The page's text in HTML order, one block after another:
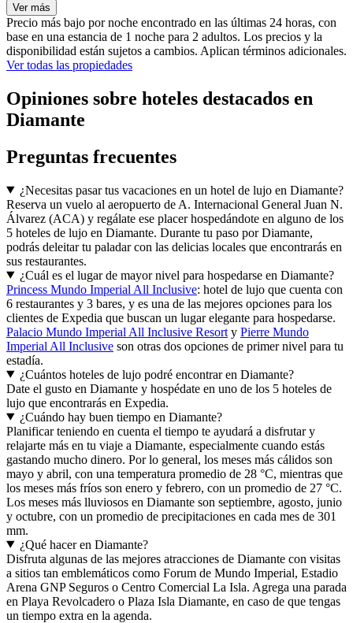
Ver más
Precio más bajo por noche encontrado en las últimas 24 horas, con
base en una estancia de 1 noche para 2 adultos. Los precios y la
disponibilidad están sujetos a cambios. Aplican términos adicionales.
Ver todas las propiedades
Opiniones sobre hoteles destacados en
Diamante
Preguntas frecuentes
¿Necesitas pasar tus vacaciones en un hotel de lujo en Diamante?
Reserva un vuelo al aeropuerto de A. Internacional General Juan N.
Álvarez (ACA) y regálate ese placer hospedándote en alguno de los
5 hoteles de lujo en Diamante. Durante tu paso por Diamante,
podrás deleitar tu paladar con las delicias locales que encontrarás en
sus restaurantes.
¿Cuál es el lugar de mayor nivel para hospedarse en Diamante?
Princess Mundo Imperial All Inclusive: hotel de lujo que cuenta con
6 restaurantes y 3 bares, y es una de las mejores opciones para los
clientes de Expedia que buscan un lugar elegante para hospedarse.
Palacio Mundo Imperial All Inclusive Resort y Pierre Mundo
Imperial All Inclusive son otras dos opciones de primer nivel para tu
estadía.
¿Cuántos hoteles de lujo podré encontrar en Diamante?
Date el gusto en Diamante y hospédate en uno de los 5 hoteles de
lujo que encontrarás en Expedia.
¿Cuándo hay buen tiempo en Diamante?
Planificar teniendo en cuenta el tiempo te ayudará a disfrutar y
relajarte más en tu viaje a Diamante, especialmente cuando estás
gastando mucho dinero. Por lo general, los meses más cálidos son
mayo y abril, con una temperatura promedio de 28 °C, mientras que
los meses más fríos son enero y febrero, con un promedio de 27 °C.
Los meses más lluviosos en Diamante son septiembre, agosto, junio
y octubre, con un promedio de precipitaciones en cada mes de 301
mm.
¿Qué hacer en Diamante?
Disfruta algunas de las mejores atracciones de Diamante con visitas
a sitios tan emblemáticos como Forum de Mundo Imperial, Estadio
Arena GNP Seguros o Centro Comercial La Isla. Agrega una parada
en Playa Revolcadero o Plaza Isla Diamante, en caso de que tengas
un tiempo extra en la agenda.